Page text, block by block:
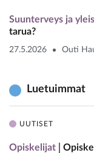
Suunterveys ja
tarua?
27.5.2026 Outi
Luetuimmat
UUTISET
Opiskelijat